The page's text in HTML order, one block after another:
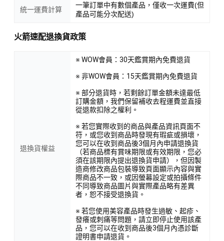
統一運費計算
一筆訂單中有數個產品，僅收一次運費(但
產品可能分次配送)
火箭速配退換貨政策
退換貨權益
※ WOW會員：30天鑑賞期內免費退貨
※ 非WOW會員：15天鑑賞期內免費退貨
※ 部分退貨時，若剩餘訂單金額未達最低
訂購金額，我們保留補收去程運費並直接
從退款扣除之權利。
※ 若您實際收到的商品與產品資訊頁面不
符，或您收到商品時發現有瑕疵或損壞，
您可以在收到商品後3個月內申請退換貨
（若商品標有賞味期限或有效期限，您必
須在該期限內提出退換貨申請），但因製
造商修改商品包裝導致頁面顯示內容與實
際商品不一致，或因螢幕設定或拍攝條件
不同導致商品圖片與實際產品略有差異
者，恕不接受退換貨。
※ 若您使用美容產品時發生過敏、起疹、
發癢或刺痛等問題，請立即停止使用該產
品，您可以在收到商品後3個月內憑診斷
證明書申請退貨。